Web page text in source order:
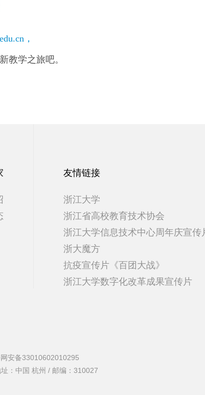
，
教学之旅吧。
友情链接
浙江大学
浙江省高校教育技术协会
浙江大学信息技术中心周年庆宣传
浙大魔方
抗疫宣传片《百团大战》
浙江大学数字化改革成果宣传片
安备33010602010295
：中国 杭州 / 邮编：310027